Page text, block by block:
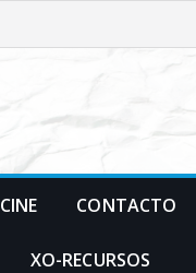
CINE CONTACTO
XO-RECURSOS